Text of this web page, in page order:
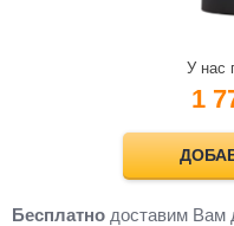
У нас
1
Бесплатно доставим Вам